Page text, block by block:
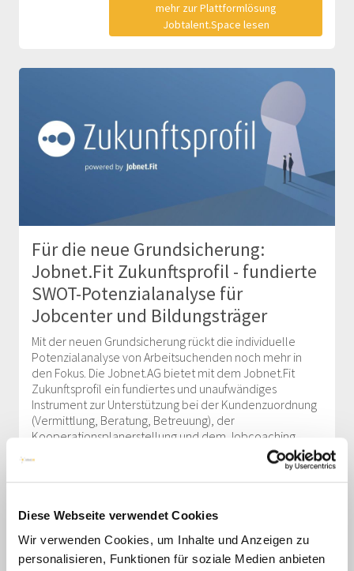
Diese Webseite verwendet Cookies
Wir verwenden Cookies, um Inhalte und Anzeigen zu
personalisieren, Funktionen für soziale Medien anbieten
mehr zur Plattformlösung
Jobtalent.Space lesen
Für die neue Grundsicherung:
Jobnet.Fit Zukunftsprofil - fundierte
SWOT-Potenzialanalyse für
Jobcenter und Bildungsträger
Mit der neuen Grundsicherung rückt die individuelle
Potenzialanalyse von Arbeitsuchenden noch mehr in
den Fokus. Die Jobnet.AG bietet mit dem Jobnet.Fit
Zukunftsprofil ein fundiertes und unaufwändiges
Instrument zur Unterstützung bei der Kundenzuordnung
(Vermittlung, Beratung, Betreuung), der
Kooperationsplanerstellung und dem Jobcoaching.
mehr lesen
Jobnet.Jobs: regionales
Stellenportal - JobZENTRALE